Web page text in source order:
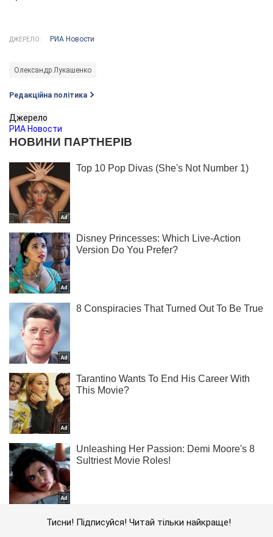
ДЖЕРЕЛО: РИА Новости
Олександр Лукашенко
Редакційна політика
Джерело
РИА Новости
Тисни! Підписуйся! Читай тільки найкраще!